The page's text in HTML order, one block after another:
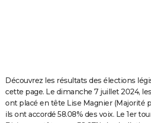
Carte de Noël
Carte Bonne année
Carte Saint-Valentin
Carte Pâques
Carte d'anniversaire
DICTIONNAIRE
Dictionnaire
Biographies
Citations
Expressions
Proverbes
PROGRAMME TV
Découvrez les résultats des élections
cette page. Le dimanche 7 juillet 2024,
ont placé en tête Lise Magnier (Majorité
ils ont accordé 58.08% des voix. Le 1er